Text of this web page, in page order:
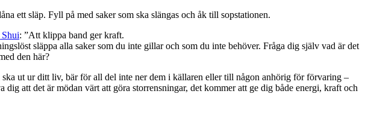
ett släp. Fyll på med saker som ska slängas och åk till sopstationen.
: ”Att klippa band ger kraft.
släppa alla saker som du inte gillar och som du inte behöver. Fråga dig själv vad är det
den här?
ska ut ur ditt liv, bär för all del inte ner dem i källaren eller till någon anhörig för förvaring –
att det är mödan värt att göra storrensningar, det kommer att ge dig både energi, kraft och